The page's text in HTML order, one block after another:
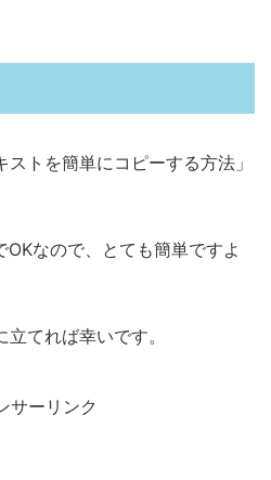
トを簡単にコピーする方法」
なので、とても簡単ですよ
てれば幸いです。
サーリンク